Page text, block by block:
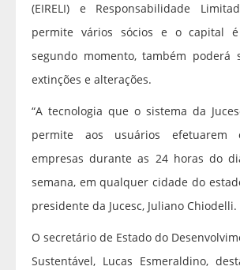
(EIRELI) e Responsabilidade
permite vários sócios e o capital
segundo momento, também poderá
extinções e alterações.
“A tecnologia que o sistema da
permite aos usuários
empresas durante as 24 horas do
semana, em qualquer cidade do
presidente da Jucesc, Juliano Chiodelli.
O secretário de Estado do
Sustentável, Lucas Esmeraldino,